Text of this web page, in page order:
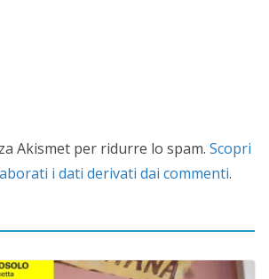
Akismet per ridurre lo spam. Scopri
i dati derivati dai commenti.